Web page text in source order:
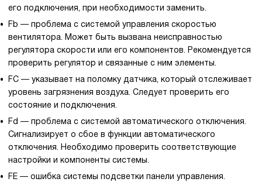
его подключения, при необходимости заменить.
Fb — проблема с системой управления скоростью
вентилятора. Может быть вызвана неисправностью
регулятора скорости или его компонентов. Рекомендуется
проверить регулятор и связанные с ним элементы.
FC — указывает на поломку датчика, который отслеживает
уровень загрязнения воздуха. Следует проверить его
состояние и подключения.
Fd — проблема с системой автоматического отключения.
Сигнализирует о сбое в функции автоматического
отключения. Необходимо проверить соответствующие
настройки и компоненты системы.
FE — ошибка системы подсветки панели управления.